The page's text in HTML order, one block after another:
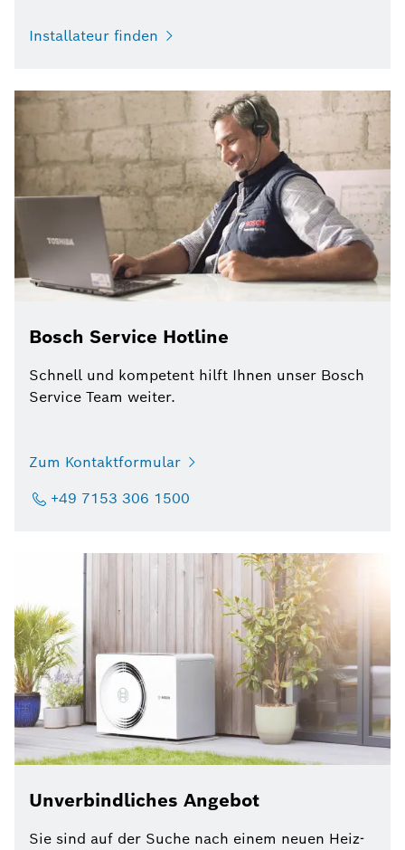
Installateur finden
Bosch Service Hotline
Schnell und kompetent hilft Ihnen unser Bosch
Service Team weiter.
Zum Kontaktformular
+49 7153 306 1500
Unverbindliches Angebot
Sie sind auf der Suche nach einem neuen Heiz-